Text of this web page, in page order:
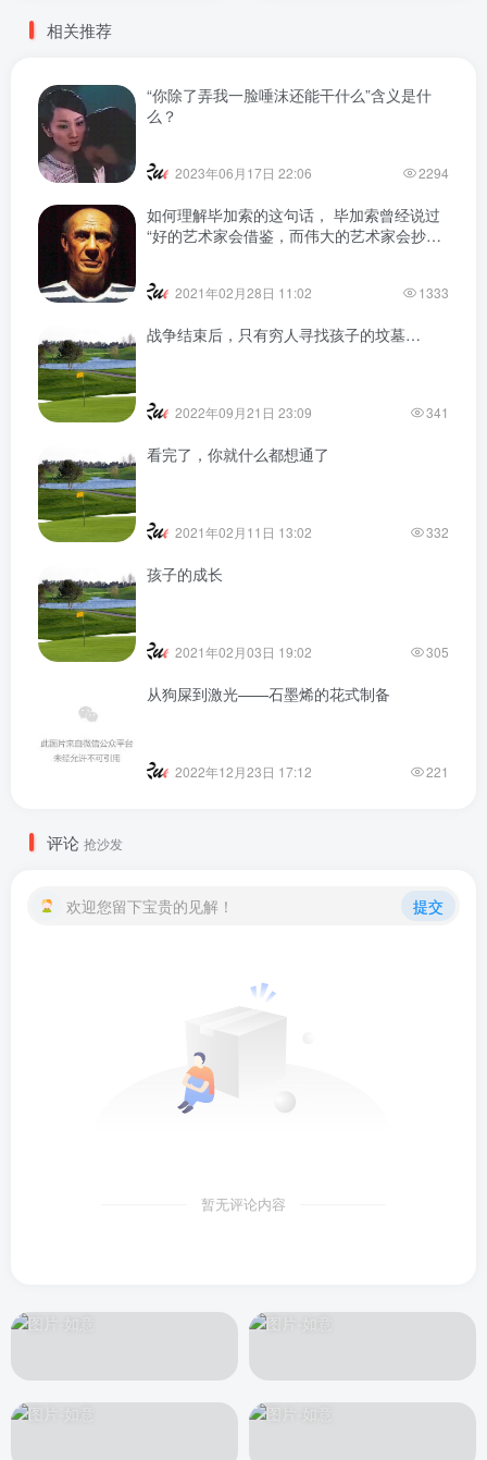
相关推荐
“你除了弄我一脸唾沫还能干什么”含义是什
么？
2023年06月17日 22:06 2294
如何理解毕加索的这句话， 毕加索曾经说过
“好的艺术家会借鉴，而伟大的艺术家会抄
2021年02月28日 11:02 1333
战争结束后，只有穷人寻找孩子的坟墓…
2022年09月21日 23:09 341
看完了，你就什么都想通了
2021年02月11日 13:02 332
孩子的成长
2021年02月03日 19:02 305
从狗屎到激光——石墨烯的花式制备
2022年12月23日 17:12 221
评论 抢沙发
欢迎您留下宝贵的见解！ 提交
暂无评论内容